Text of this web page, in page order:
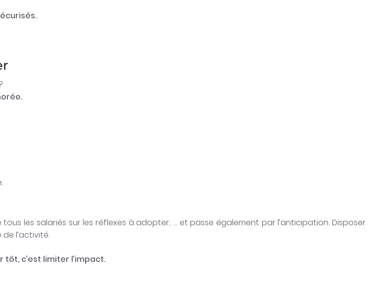
les salariés sur les réflexes à adopter, … et passe également par l’anticipation. Disposer
de l’activité.
c’est limiter l’impact.